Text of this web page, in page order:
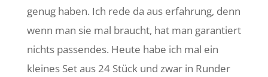
genug haben. Ich rede da aus erfahrung, denn
wenn man sie mal braucht, hat man garantiert
nichts passendes. Heute habe ich mal ein
kleines Set aus 24 Stück und zwar in Runder